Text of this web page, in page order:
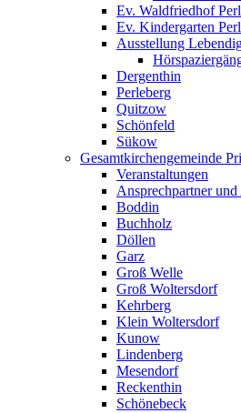
Ev. Waldfriedhof
Ev. Kindergarten
Ausstellung
Dergenthin
Perleberg
Quitzow
Schönfeld
Sükow
Gesamtkirchengemeinde
Veranstaltungen
Ansprechpartner und
Boddin
Buchholz
Döllen
Garz
Groß Welle
Groß Woltersdorf
Kehrberg
Klein Woltersdorf
Kunow
Lindenberg
Mesendorf
Reckenthin
Schönebeck